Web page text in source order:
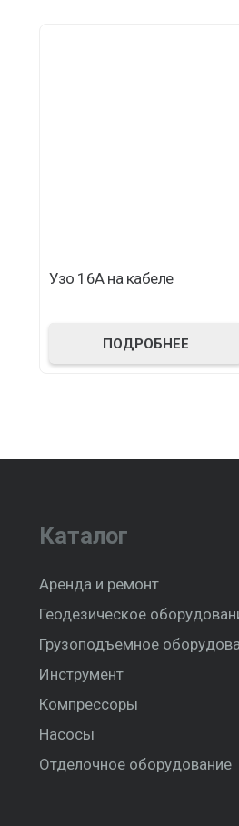
Узо 16А на кабеле
ПОДРОБНЕЕ
Каталог
Аренда и ремонт
Геодезическое
Грузоподъемное
Инструмент
Компрессоры
Насосы
Отделочное оборудование